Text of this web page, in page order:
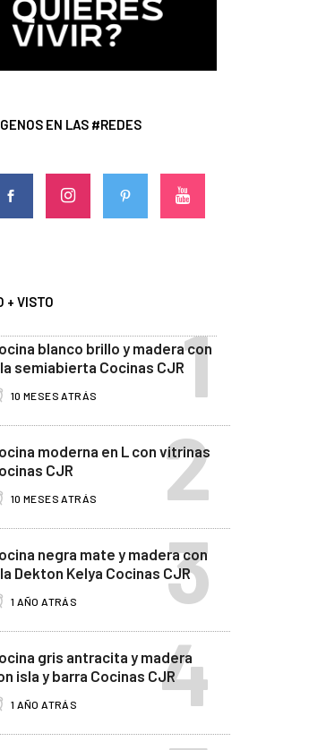
EN LAS #REDES
+ VISTO
blanco brillo y madera con
semiabierta Cocinas CJR
10 MESES ATRÁS
moderna en L con vitrinas
CJR
10 MESES ATRÁS
negra mate y madera con
Dekton Kelya Cocinas CJR
1 AÑO ATRÁS
gris antracita y madera
isla y barra Cocinas CJR
1 AÑO ATRÁS